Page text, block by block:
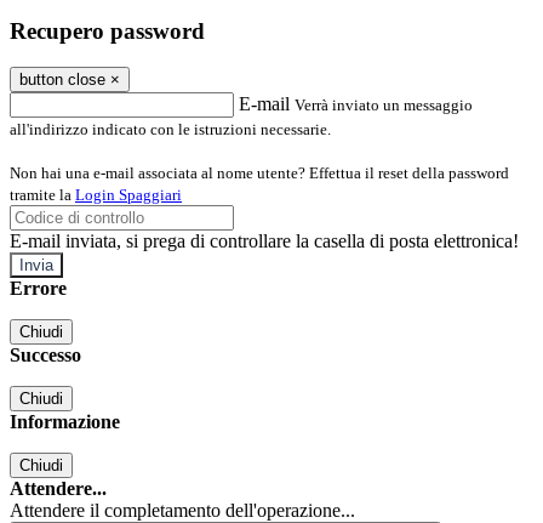
Recupero password
button close ×
E-mail Verrà inviato un messaggio
all'indirizzo indicato con le istruzioni necessarie.
Non hai una e-mail associata al nome utente? Effettua il reset della password
tramite la Login Spaggiari
E-mail inviata, si prega di controllare la casella di posta elettronica!
Errore
Chiudi
Successo
Chiudi
Informazione
Chiudi
Attendere...
Attendere il completamento dell'operazione...